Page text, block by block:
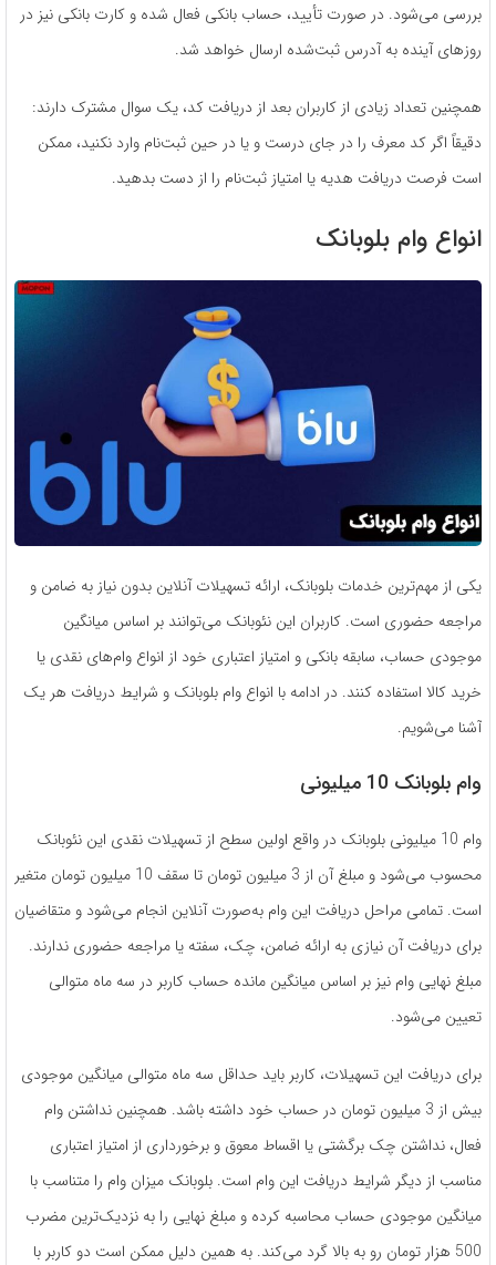
بررسی می‌شود. در صورت تأیید، حساب بانکی فعال شده و کارت بانکی نیز در
روزهای آینده به آدرس ثبت‌شده ارسال خواهد شد.
همچنین تعداد زیادی از کاربران بعد از دریافت کد، یک سوال مشترک دارند:
دقیقاً اگر کد معرف را در جای درست و یا در حین ثبت‌نام وارد نکنید، ممکن
است فرصت دریافت هدیه یا امتیاز ثبت‌نام را از دست بدهید.
انواع وام بلوبانک
یکی از مهم‌ترین خدمات بلوبانک، ارائه تسهیلات آنلاین بدون نیاز به ضامن و
مراجعه حضوری است. کاربران این نئوبانک می‌توانند بر اساس میانگین
موجودی حساب، سابقه بانکی و امتیاز اعتباری خود از انواع وام‌های نقدی یا
خرید کالا استفاده کنند. در ادامه با انواع وام بلوبانک و شرایط دریافت هر یک
آشنا می‌شویم.
وام بلوبانک 10 میلیونی
وام 10 میلیونی بلوبانک در واقع اولین سطح از تسهیلات نقدی این نئوبانک
محسوب می‌شود و مبلغ آن از 3 میلیون تومان تا سقف 10 میلیون تومان متغیر
است. تمامی مراحل دریافت این وام به‌صورت آنلاین انجام می‌شود و متقاضیان
برای دریافت آن نیازی به ارائه ضامن، چک، سفته یا مراجعه حضوری ندارند.
مبلغ نهایی وام نیز بر اساس میانگین مانده حساب کاربر در سه ماه متوالی
تعیین می‌شود.
برای دریافت این تسهیلات، کاربر باید حداقل سه ماه متوالی میانگین موجودی
بیش از 3 میلیون تومان در حساب خود داشته باشد. همچنین نداشتن وام
فعال، نداشتن چک برگشتی یا اقساط معوق و برخورداری از امتیاز اعتباری
مناسب از دیگر شرایط دریافت این وام است. بلوبانک میزان وام را متناسب با
میانگین موجودی حساب محاسبه کرده و مبلغ نهایی را به نزدیک‌ترین مضرب
500 هزار تومان رو به بالا گرد می‌کند. به همین دلیل ممکن است دو کاربر با